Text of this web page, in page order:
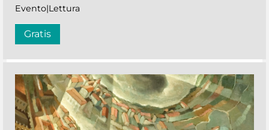
Evento|Lettura
Gratis